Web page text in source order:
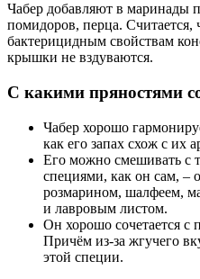
Чабер добавляют в маринады
помидоров, перца. Считается,
бактерицидным свойствам
крышки не вздуваются.
С какими пряностями
Чабер хорошо
как его запах схож с их
Его можно смешивать с
специями, как он сам, –
розмарином, шалфеем,
и лавровым листом.
Он хорошо сочетается с
Причём из-за жгучего
этой специи.